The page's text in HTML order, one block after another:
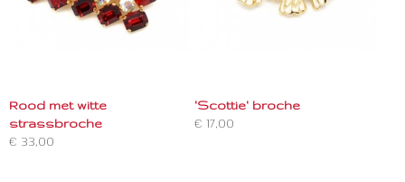
Rood met witte
strassbroche
€ 33,00
'Scottie' broche
€ 17,00